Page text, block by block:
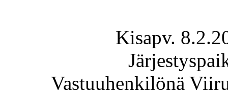
Kisapv.
Vastuuhenkilönä